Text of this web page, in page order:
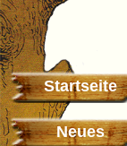
Startseite
Neues